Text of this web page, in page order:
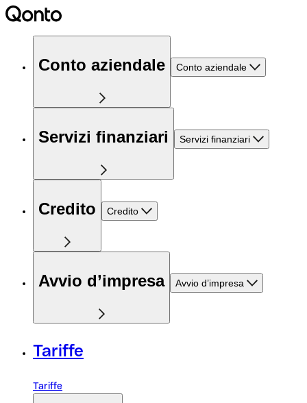
Conto aziendale Conto aziendale
Servizi finanziari Servizi finanziari
Credito Credito
Avvio d’impresa Avvio d’impresa
Tariffe
Tariffe